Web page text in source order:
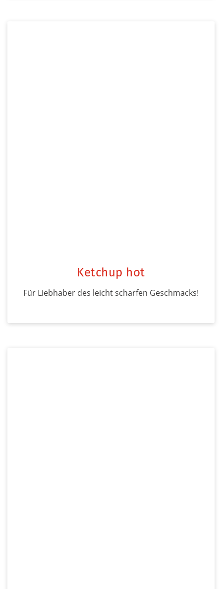
Ketchup hot
Für Liebhaber des leicht scharfen Geschmacks!